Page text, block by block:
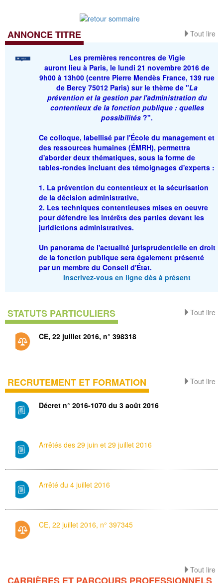
Tout lire
ANNONCE TITRE
Les premières rencontres de Vigie
auront lieu à Paris, le lundi 21 novembre 2016 de
9h00 à 13h00 (centre Pierre Mendès France, 139 rue
de Bercy 75012 Paris) sur le thème de "La
prévention et la gestion par l'administration du
contentieux de la fonction publique : quelles
possibilités ?".
Ce colloque, labellisé par l'École du management et
des ressources humaines (ÉMRH), permettra
d'aborder deux thématiques, sous la forme de
tables-rondes incluant des témoignages d'experts :
1. La prévention du contentieux et la sécurisation
de la décision administrative,
2. Les techniques contentieuses mises en oeuvre
pour défendre les intérêts des parties devant les
juridictions administratives.
Un panorama de l'actualité jurisprudentielle en droit
de la fonction publique sera également présenté
par un membre du Conseil d'État.
Inscrivez-vous en ligne dès à présent
Tout lire
STATUTS PARTICULIERS
CE, 22 juillet 2016, n° 398318
Tout lire
RECRUTEMENT ET FORMATION
Décret n° 2016-1070 du 3 août 2016
Arrêtés des 29 juin et 29 juillet 2016
Arrêté du 4 juillet 2016
CE, 22 juillet 2016, n° 397345
Tout lire
CARRIÈRES ET PARCOURS PROFESSIONNELS